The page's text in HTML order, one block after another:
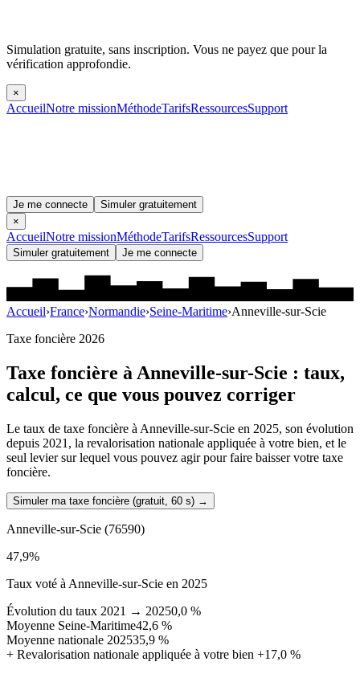
Simulation gratuite, sans inscription. Vous ne payez que pour la
vérification approfondie.
×
AccueilNotre missionMéthodeTarifsRessourcesSupport
Je me connecte
Simuler gratuitement
×
AccueilNotre missionMéthodeTarifsRessourcesSupport
Simuler gratuitement Je me connecte
Accueil›France›Normandie›Seine-Maritime›Anneville-sur-Scie
Taxe foncière 2026
Taxe foncière àAnneville-sur-Scie : taux,
calcul, ce que vous pouvez corriger
Le taux de taxe foncière à Anneville-sur-Scie en 2025, son évolution
depuis 2021, la revalorisation nationale appliquée à votre bien, et le
seul levier sur lequel vous pouvez agir pour faire baisser votre taxe
foncière.
Simuler ma taxe foncière (gratuit, 60 s) →
Anneville-sur-Scie (76590)
47,9%
Taux voté à Anneville-sur-Scie en 2025
Évolution du taux 2021 → 20250,0 %
Moyenne Seine-Maritime42,6 %
Moyenne nationale 202535,9 %
+ Revalorisation nationale appliquée à votre bien +17,0 %